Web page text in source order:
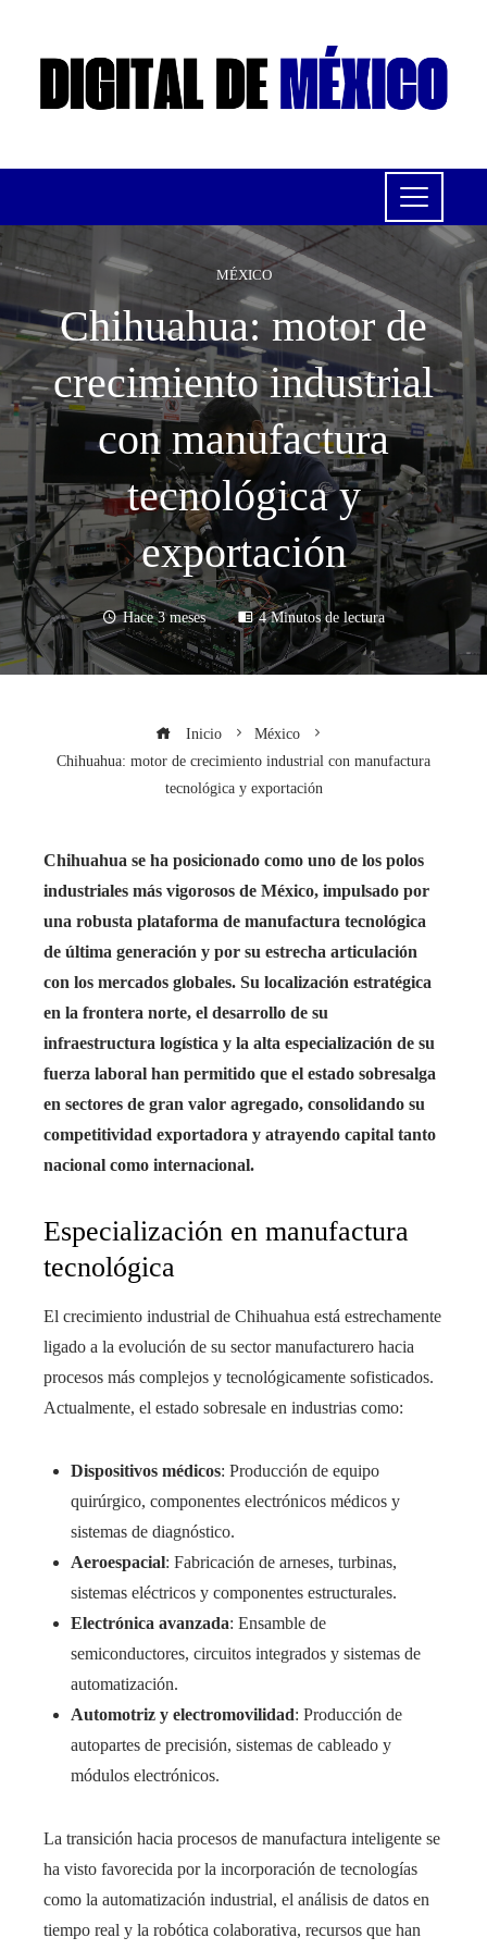
MÉXICO
Chihuahua: motor de
crecimiento industrial
con manufactura
tecnológica y
exportación
Hace 3 meses 4 Minutos de lectura
Inicio
México
Chihuahua: motor de crecimiento industrial con manufactura
tecnológica y exportación
Chihuahua se ha posicionado como uno de los polos
industriales más vigorosos de México, impulsado por
una robusta plataforma de manufactura tecnológica
de última generación y por su estrecha articulación
con los mercados globales. Su localización estratégica
en la frontera norte, el desarrollo de su
infraestructura logística y la alta especialización de su
fuerza laboral han permitido que el estado sobresalga
en sectores de gran valor agregado, consolidando su
competitividad exportadora y atrayendo capital tanto
nacional como internacional.
Especialización en manufactura
tecnológica
El crecimiento industrial de Chihuahua está estrechamente
ligado a la evolución de su sector manufacturero hacia
procesos más complejos y tecnológicamente sofisticados.
Actualmente, el estado sobresale en industrias como:
Dispositivos médicos: Producción de equipo
quirúrgico, componentes electrónicos médicos y
sistemas de diagnóstico.
Aeroespacial: Fabricación de arneses, turbinas,
sistemas eléctricos y componentes estructurales.
Electrónica avanzada: Ensamble de
semiconductores, circuitos integrados y sistemas de
automatización.
Automotriz y electromovilidad: Producción de
autopartes de precisión, sistemas de cableado y
módulos electrónicos.
La transición hacia procesos de manufactura inteligente se
ha visto favorecida por la incorporación de tecnologías
como la automatización industrial, el análisis de datos en
tiempo real y la robótica colaborativa, recursos que han